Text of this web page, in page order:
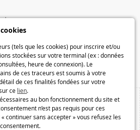
(tels que les cookies) pour inscrire et/ou
stockées sur votre terminal (ex : données
heure de connexion). Le
de ces traceurs est soumis à votre
de ces finalités fondées sur votre
ce lien.
au bon fonctionnement du site et
n’est pas requis pour ces
continuer sans accepter » vous refusez les